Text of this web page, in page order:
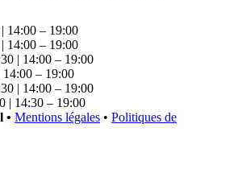
14:00 – 19:00
14:00 – 19:00
| 14:00 – 19:00
14:00 – 19:00
| 14:00 – 19:00
| 14:30 – 19:00
• Mentions légales • Politiques de